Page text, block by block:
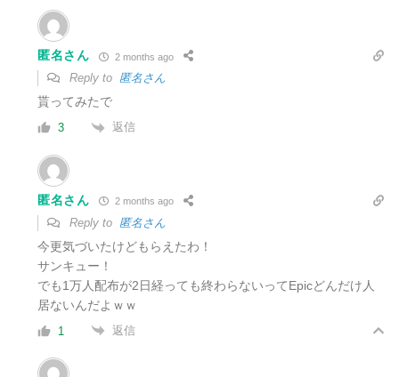
匿名さん 2 months ago
Reply to 匿名さん
貰ってみたで
3 返信
匿名さん 2 months ago
Reply to 匿名さん
今更気づいたけどもらえたわ！
サンキュー！
でも1万人配布が2日経っても終わらないってEpicどんだけ人
居ないんだよｗｗ
1 返信